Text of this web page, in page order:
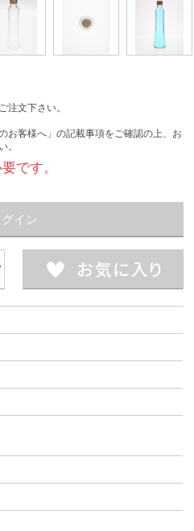
注文下さい。
お客様へ」の記載事項をご確認の上、お
。
です。
グイン